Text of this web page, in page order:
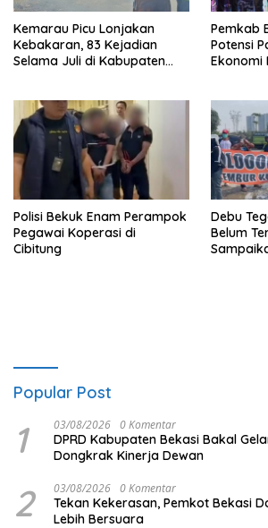
Kemarau Picu Lonjakan
Kebakaran, 83 Kejadian
Selama Juli di Kabupaten
Pemkab
Potensi
Ekonomi
Polisi Bekuk Enam Perampok
Pegawai Koperasi di
Cibitung
Debu
Belum
Popular Post
1 03/08/2026 0 Komentar
DPRD Kabupaten Bekasi Bakal
Dongkrak Kinerja Dewan
2 03/08/2026 0 Komentar
Tekan Kekerasan, Pemkot Bekasi
Lebih Bersuara